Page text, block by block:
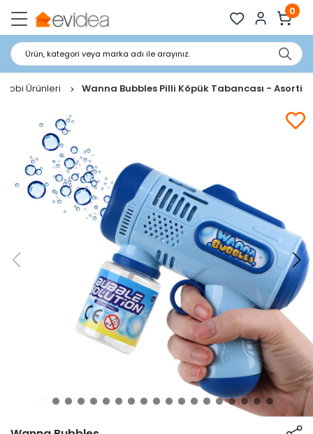
0
Ürün, kategori veya marka adı ile arayınız.
Hobi Ürünleri Wanna Bubbles Pilli Köpük Tabancası - Asorti